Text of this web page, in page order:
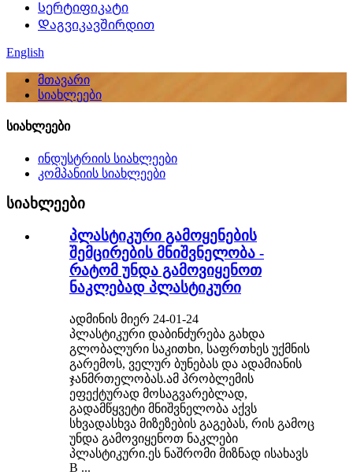
Სერტიფიკატი
Დაგვიკავშირდით
English
მთავარი
სიახლეები
სიახლეები
ინდუსტრიის სიახლეები
კომპანიის სიახლეები
სიახლეები
პლასტიკური გამოყენების
შემცირების მნიშვნელობა -
რატომ უნდა გამოვიყენოთ
ნაკლებად პლასტიკური
ადმინის მიერ 24-01-24
პლასტიკური დაბინძურება გახდა
გლობალური საკითხი, საფრთხეს უქმნის
გარემოს, ველურ ბუნებას და ადამიანის
ჯანმრთელობას.ამ პრობლემის
ეფექტურად მოსაგვარებლად,
გადამწყვეტი მნიშვნელობა აქვს
სხვადასხვა მიზეზების გაგებას, რის გამოც
უნდა გამოვიყენოთ ნაკლები
პლასტიკური.ეს ნაშრომი მიზნად ისახავს
B ...